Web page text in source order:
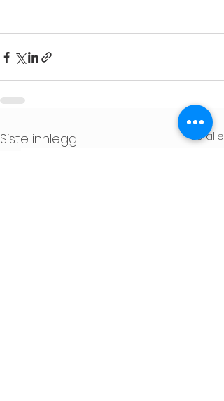
Siste innlegg Se alle